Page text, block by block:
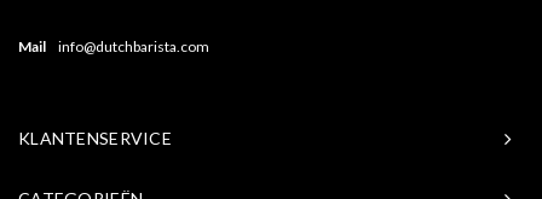
Mail info@dutchbarista.com
KLANTENSERVICE